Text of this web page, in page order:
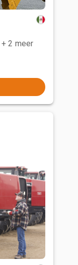
+ 2 meer